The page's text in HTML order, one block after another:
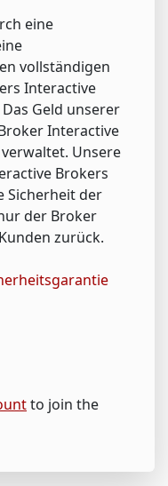
eine
vollständigen
Interactive
Geld unserer
Interactive
Unsere
Brokers
Sicherheit der
der Broker
zurück.
to join the